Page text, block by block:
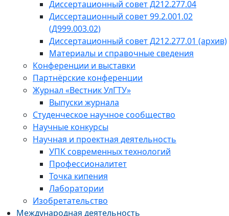
Диссертационный совет Д212.277.04
Диссертационный совет 99.2.001.02
(Д999.003.02)
Диссертационный совет Д212.277.01 (архив)
Материалы и справочные сведения
Конференции и выставки
Партнёрские конференции
Журнал «Вестник УлГТУ»
Выпуски журнала
Студенческое научное сообщество
Научные конкурсы
Научная и проектная деятельность
УПК современных технологий
Профессионалитет
Точка кипения
Лаборатории
Изобретательство
Международная деятельность